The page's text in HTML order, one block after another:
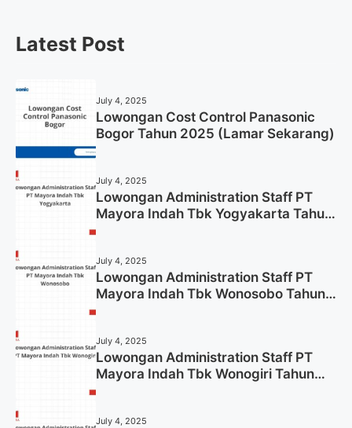
Latest Post
July 4, 2025
Lowongan Cost Control Panasonic
Bogor Tahun 2025 (Lamar Sekarang)
July 4, 2025
Lowongan Administration Staff PT
Mayora Indah Tbk Yogyakarta Tahun
July 4, 2025
Lowongan Administration Staff PT
Mayora Indah Tbk Wonosobo Tahun
July 4, 2025
Lowongan Administration Staff PT
Mayora Indah Tbk Wonogiri Tahun
July 4, 2025